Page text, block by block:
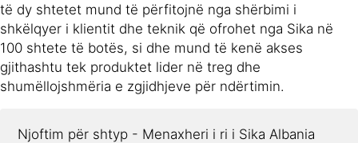
të dy shtetet mund të përfitojnë nga shërbimi i
shkëlqyer i klientit dhe teknik që ofrohet nga Sika në
100 shtete të botës, si dhe mund të kenë akses
gjithashtu tek produktet lider në treg dhe
shumëllojshmëria e zgjidhjeve për ndërtimin.
Njoftim për shtyp - Menaxheri i ri i Sika Albania